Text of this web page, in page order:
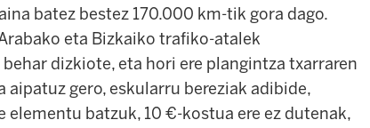
batez bestez 170.000 km-tik gora dago.
eta Bizkaiko trafiko-atalek
dizkiote, eta hori ere plangintza txarraren
gero, eskularru bereziak adibide,
elementu batzuk, 10 €-kostua ere ez dutenak,